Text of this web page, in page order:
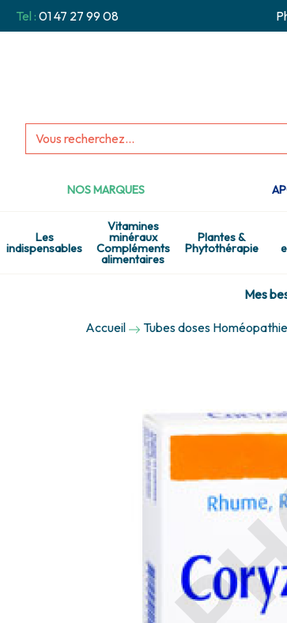
Tel : 01 47 27 99 08
NOS MARQUES
Les
indispensables
Vitamines
minéraux
Compléments
alimentaires
Plantes &
Phytothérapie
Mes
Accueil Tubes doses Homéopathie